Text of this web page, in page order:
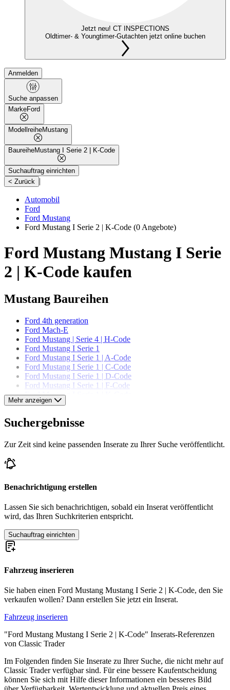
Jetzt neu! CT INSPECTIONS
Oldtimer- & Youngtimer-Gutachten jetzt online buchen
Anmelden
Suche anpassen
MarkeFord
ModellreiheMustang
BaureiheMustang I Serie 2 | K-Code
Suchauftrag einrichten
< Zurück |
Automobil
Ford
Ford Mustang
Ford Mustang I Serie 2 | K-Code (0 Angebote)
Ford Mustang Mustang I Serie
2 | K-Code kaufen
Mustang Baureihen
Ford 4th generation
Ford Mach-E
Ford Mustang | Serie 4 | H-Code
Ford Mustang I Serie 1
Ford Mustang I Serie 1 | A-Code
Ford Mustang I Serie 1 | C-Code
Ford Mustang I Serie 1 | D-Code
Ford Mustang I Serie 1 | F-Code
Ford Mustang I Serie 1 | K-Code
Ford Mustang I Serie 1 | T-Code
Ford Mustang I Serie 2
Ford Mustang I Serie 2 | A-Code
Ford Mustang I Serie 2 | C-Code
Ford Mustang I Serie 2 | J-Code
Ford Mustang I Serie 2 | T-Code
Ford Mustang I Serie 2 | X-Code
Ford Mustang I Serie 3
Ford Mustang I Serie 3 | G-Code
Ford Mustang I Serie 3 | H-Code
Ford Mustang I Serie 3 | O-Code
Ford Mustang I Serie 3 | R-Code
Ford Mustang I Serie 3 | S-Code
Ford Mustang I Serie 3 | Z-Code
Ford Mustang I Serie 4 | C-Code
Ford Mustang I Serie 4 | F-Code
Ford Mustang I Serie 4 | J-Code (Ram Air)
Ford Mustang I Serie 4 | L-Code
Ford Mustang I Serie 4 | M-Code
Mehr anzeigen
Suchergebnisse
Zur Zeit sind keine passenden Inserate zu Ihrer Suche veröffentlicht.
Benachrichtigung erstellen
Lassen Sie sich benachrichtigen, sobald ein Inserat veröffentlicht
wird, das Ihren Suchkriterien entspricht.
Suchauftrag einrichten
Fahrzeug inserieren
Sie haben einen Ford Mustang Mustang I Serie 2 | K-Code, den Sie
verkaufen wollen? Dann erstellen Sie jetzt ein Inserat.
Fahrzeug inserieren
"Ford Mustang Mustang I Serie 2 | K-Code" Inserats-Referenzen
von Classic Trader
Im Folgenden finden Sie Inserate zu Ihrer Suche, die nicht mehr auf
Classic Trader verfügbar sind. Für eine bessere Kaufentscheidung
können Sie sich mit Hilfe dieser Informationen ein besseres Bild